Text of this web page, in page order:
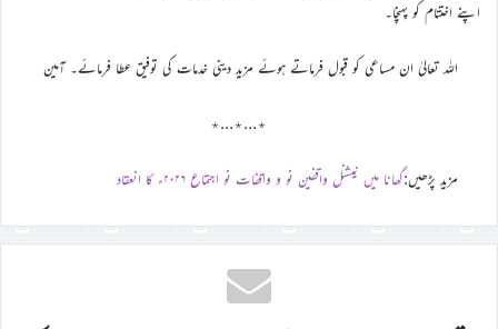
اپنے اختتام کو پہنچا۔
اللہ تعالیٰ ان مساعی کو قبول فرماتے ہوئے مزید دینی خدمات کی توفیق عطا فرمائے۔ آمین
٭…٭…٭
مزید پڑھیں:گھانا میں نیشنل واقفین نو و واقفات نو اجتماع ۲۰۲۶ء کا انعقاد